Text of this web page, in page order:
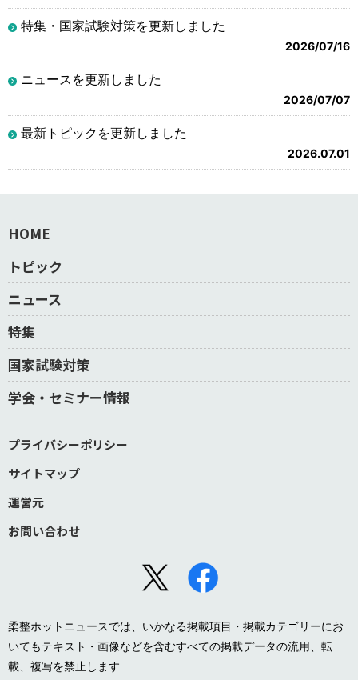
特集・国家試験対策を更新しました
2026/07/16
ニュースを更新しました
2026/07/07
最新トピックを更新しました
2026.07.01
HOME
トピック
ニュース
特集
国家試験対策
学会・セミナー情報
プライバシーポリシー
サイトマップ
運営元
お問い合わせ
柔整ホットニュースでは、いかなる掲載項目・掲載カテゴリーにお
いてもテキスト・画像などを含むすべての掲載データの流用、転
載、複写を禁止します